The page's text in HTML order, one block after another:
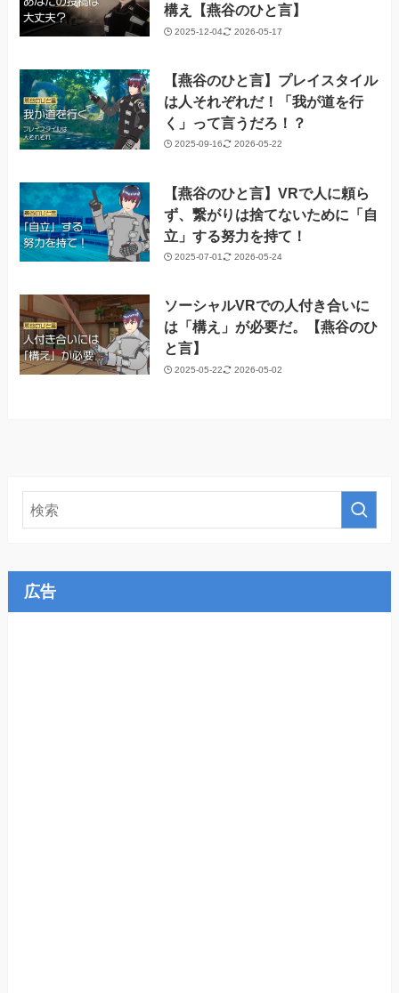
構え【燕谷のひと言】
2025-12-04 2026-05-17
【燕谷のひと言】プレイスタイル
は人それぞれだ！「我が道を行
く」って言うだろ！？
2025-09-16 2026-05-22
【燕谷のひと言】VRで人に頼ら
ず、繋がりは捨てないために「自
立」する努力を持て！
2025-07-01 2026-05-24
ソーシャルVRでの人付き合いに
は「構え」が必要だ。【燕谷のひ
と言】
2025-05-22 2026-05-02
広告